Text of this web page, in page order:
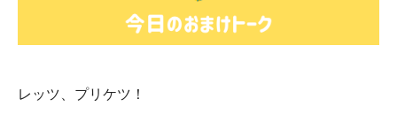
レッツ、プリケツ！